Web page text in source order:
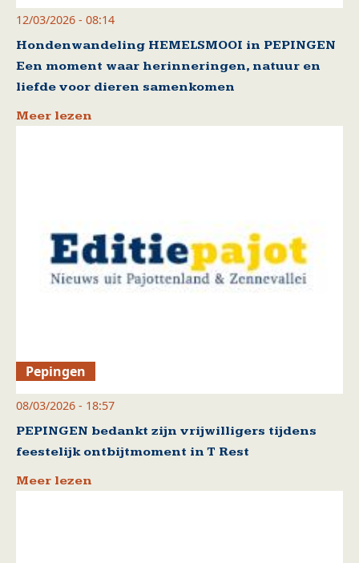
12/03/2026 - 08:14
Hondenwandeling HEMELSMOOI in PEPINGEN
Een moment waar herinneringen, natuur en
liefde voor dieren samenkomen
Meer lezen
Pepingen
08/03/2026 - 18:57
PEPINGEN bedankt zijn vrijwilligers tijdens
feestelijk ontbijtmoment in T Rest
Meer lezen